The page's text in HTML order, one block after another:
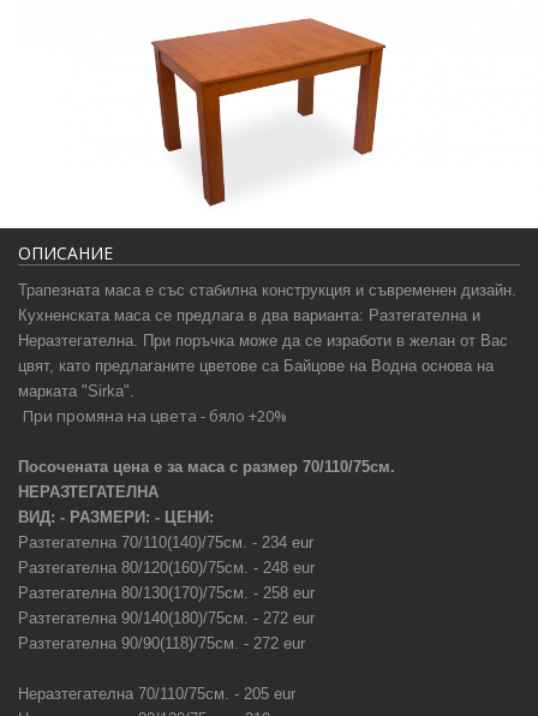
ОПИСАНИЕ
Трапезната маса е със стабилна конструкция и съвременен дизайн.
Кухненската маса се предлага в два варианта: Разтегателна и
Неразтегателна. При поръчка може да се изработи в желан от Вас
цвят, като предлаганите цветове са Байцове на Водна основа на
марката "Sirka".
При промяна на цвета - бяло +20%
Посочената цена е за маса с размер 70/110/75см.
НЕРАЗТЕГАТЕЛНА
ВИД: - РАЗМЕРИ: - ЦЕНИ:
Разтегателна 70/110(140)/75см. - 234 eur
Разтегателна 80/120(160)/75см. - 248 eur
Разтегателна 80/130(170)/75см. - 258 eur
Разтегателна 90/140(180)/75см. - 272 eur
Разтегателна 90/90(118)/75см. - 272 eur
Неразтегателна 70/110/75см. - 205 eur